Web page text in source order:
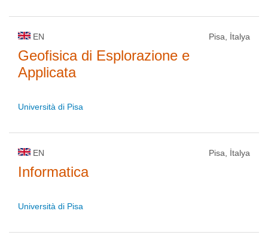
EN Pisa, İtalya
Geofisica di Esplorazione e
Applicata
Università di Pisa
EN Pisa, İtalya
Informatica
Università di Pisa